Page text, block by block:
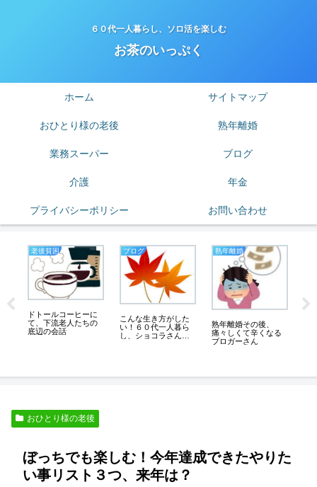
６０代一人暮らし、ソロ活を楽しむ
お茶のいっぷく
ホーム サイトマップ
おひとり様の老後 熟年離婚
業務スーパー ブログ
介護 年金
プライバシーポリシー お問い合わせ
老後貧困
ドトールコーヒーに
て、下流老人たちの
底辺の会話
ブログ
こんな生き方がした
い！６０代一人暮ら
し、ショコラさんの
熟年離婚
熟年離婚その後、
痛々しくて辛くなる
ブロガーさん
は
グ
おひとり様の老後
ぼっちでも楽しむ！今年達成できたやりた
い事リスト３つ、来年は？